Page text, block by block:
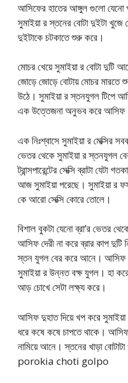
আসিফের হাতের আঙ্গুল গুলো যেনো
সুমাইয়া র স্তনের বোটা দুইটা
দুইটাকে চটকাতে শুরু করে।
মোচর খেয়ে সুমাইয়া র বোটা
জোড়ে জোড়ে বোটায় মোচর মারতে
উঠে। সুমাইয়া র স্তনযুগল টিপে
এক উত্তেজনা অনুভব করে
এক নিঃশ্বাসে সুমাইয়া র মেক্সির
ভেতর থেকে সুমাইয়া র স্তনযুগল
ট্রান্সপারেন্টের সেক্সি ব্রাটা যেটা
আজ সুমাইয়া পরেছে। সুমাইয়া র
কে আরো সেক্সি কোরে তোলে।
বিশাল বুকটা যেনো ব্রা’র ভেতর
আসিফ দেরী না করে ব্রার কাপ
স্তন যুগল বের করে আনে। আসিফ
সুমাইয়া র উন্নত বক্ষ যুগল। হা
আড় চোখে সেটা লক্ষ্য করে।
আসিফ দুহাত দিয়ে খপ করে
ধরে কষে কষে চাপতে থাকে।
নামিয়ে আনে। স্তনের খাড়া
porokia choti golpo